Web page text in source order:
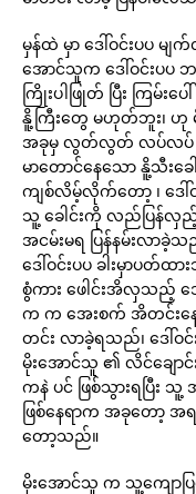
မှန်ထဲ မှာ ဒေါ်ဝင်းပပ မ
အောင်သူက ဒေါ်ဝင်းပပ
ကြိုးပါဖြုတ် ပြီး ကြမ်
နိူ့ကြီးတွေ မဟုတ်ဘူး၊ ဟု
အခုမှ လွတ်လွတ် လပ်လပ် နိူ့
မာတောင်နေသော နိူ့သီးခေါ
ကျစ်လိမ့်လိုက်တော့ ၊ ဒေါ်ဝင်
သူ့ ခေါင်းကို လည်ပြန်လှည့်
အငမ်းမရ ပြန်နမ်းလ
ဒေါ်ဝင်းပပ ခါးမှာပ
စွံကား ဖေါင်းအိလှသည့် ဒ
က က အေးစက် အိတင်းနေ
တင်း လာခဲ့ရသည်၊ ဒေါ်ဝ
မိုးအောင်သူ ၏ လိင်ချောင်
ကနဲ ပင် ဖြစ်သွားရပြီး
ဖြစ်နေရာက အခုတော့ အ
တော့သည်။
မိုးအောင်သူ က သူ့ကျော